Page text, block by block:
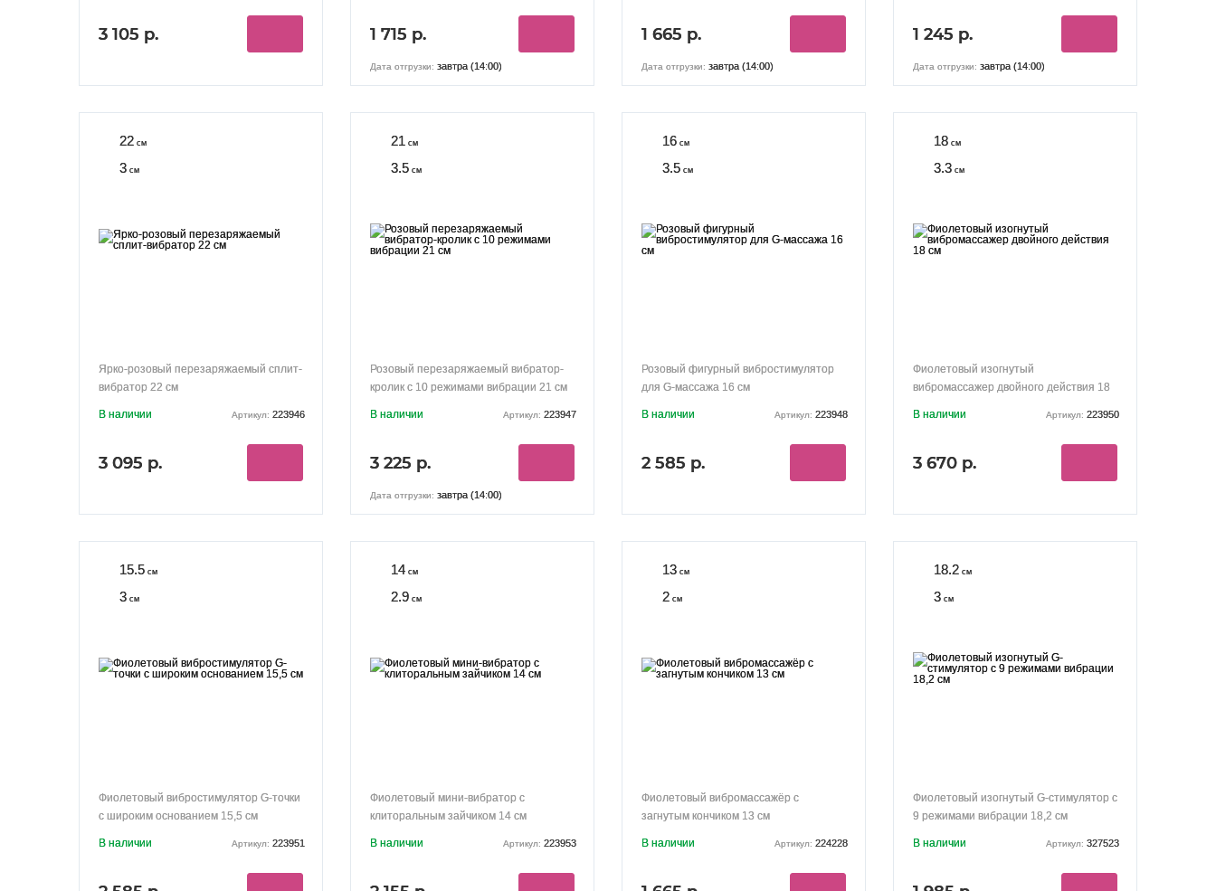
3 105 р. 1 715 р.
Дата отгрузки: завтра (14:00)
1 665 р.
Дата отгрузки: завтра (14:00)
1 245 р.
Дата отгрузки: завтра (14:00)
22 см
3 см
Ярко-розовый перезаряжаемый сплит-
вибратор 22 см
В наличии Артикул: 223946
3 095 р.
21 см
3.5 см
Розовый перезаряжаемый вибратор-
кролик с 10 режимами вибрации 21 см
В наличии Артикул: 223947
3 225 р.
Дата отгрузки: завтра (14:00)
16 см
3.5 см
Розовый фигурный вибростимулятор
для G-массажа 16 см
В наличии Артикул: 223948
2 585 р.
18 см
3.3 см
Фиолетовый изогнутый
вибромассажер двойного действия 18
В наличии Артикул: 223950
3 670 р.
15.5 см
3 см
Фиолетовый вибростимулятор G-точки
с широким основанием 15,5 см
В наличии Артикул: 223951
14 см
2.9 см
Фиолетовый мини-вибратор с
клиторальным зайчиком 14 см
В наличии Артикул: 223953
13 см
2 см
Фиолетовый вибромассажёр с
загнутым кончиком 13 см
В наличии Артикул: 224228
18.2 см
3 см
Фиолетовый изогнутый G-стимулятор с
9 режимами вибрации 18,2 см
В наличии Артикул: 327523